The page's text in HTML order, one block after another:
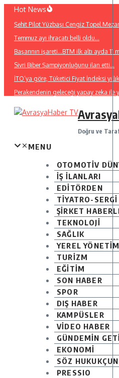
İçeriğe
Hot News
Şehit Pilot Yüzbaşı Cengiz Topel
Temmuz ayı ihracatı belli oldu…
Başarının işareti…BTM ilk altı ayda 11
Sivri Biber Şampiyonluğunu ilan etti…
İTO’ya göre, Tüketici Fiyat İndeksi
Perakendenin geleceği yapay zeka ile
Doğru ve
MENU
OTOMOTİV
İŞ İLANLARI
EDİTÖRDEN
TİYATRO-SERGİ
ŞİRKET
TEKNOLOJİ
SAĞLIK
YEREL YÖNETİM
TURİZM
EĞİTİM
SON HABER
SPOR
DIŞ HABER
KAMPÜSLER
VİDEO HABER
GÜNDEMİN
EKONOMİ
SÖZ
PRESSIO